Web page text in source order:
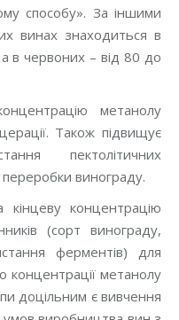
способу». За іншими
винах знаходиться в
в червоних – від 80 до
метанолу
Також підвищує
пектолітичних
винограду.
концентрацію
(сорт винограду,
ферментів) для
концентрації метанолу
доцільним є вивчення